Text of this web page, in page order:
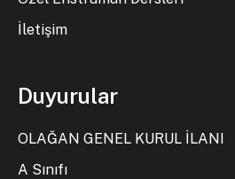
İletişim
Duyurular
OLAĞAN GENEL KURUL İLANI
A Sınıfı